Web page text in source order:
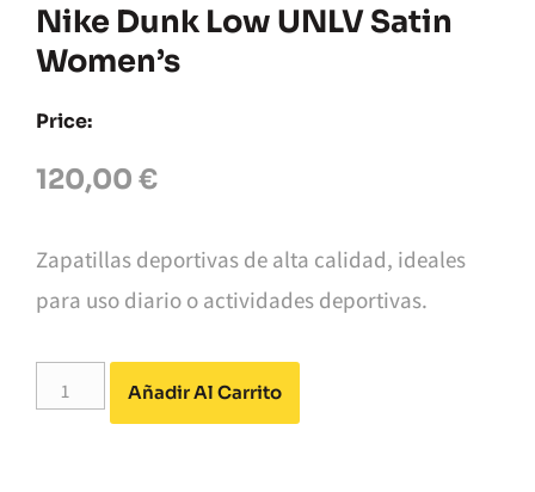
Nike Dunk Low UNLV Satin
Women’s
Price:
120,00 €
Zapatillas deportivas de alta calidad, ideales
para uso diario o actividades deportivas.
Añadir Al Carrito